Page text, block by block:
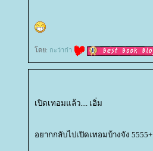
ดย: กะว่าก๋า
เปิดเทอมแล้ว.... เอิ่ม
อยากกลับไปเปิดเทอมบ้างจัง 5555+